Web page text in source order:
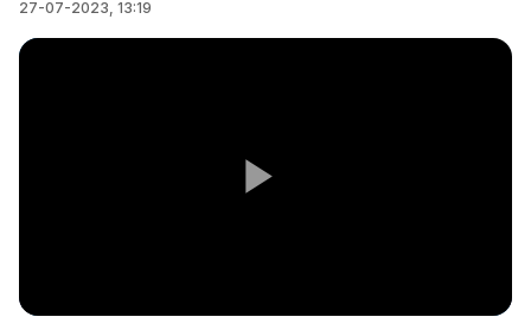
27-07-2023, 13:19
Video